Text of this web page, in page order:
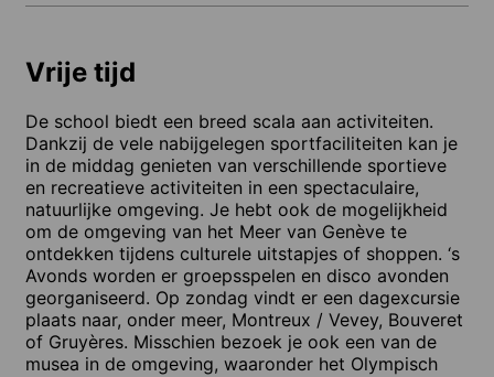
Vrije tijd
De school biedt een breed scala aan activiteiten.
Dankzij de vele nabijgelegen sportfaciliteiten kan je
in de middag genieten van verschillende sportieve
en recreatieve activiteiten in een spectaculaire,
natuurlijke omgeving. Je hebt ook de mogelijkheid
om de omgeving van het Meer van Genève te
ontdekken tijdens culturele uitstapjes of shoppen. ‘s
Avonds worden er groepsspelen en disco avonden
georganiseerd. Op zondag vindt er een dagexcursie
plaats naar, onder meer, Montreux / Vevey, Bouveret
of Gruyères. Misschien bezoek je ook een van de
musea in de omgeving, waaronder het Olympisch